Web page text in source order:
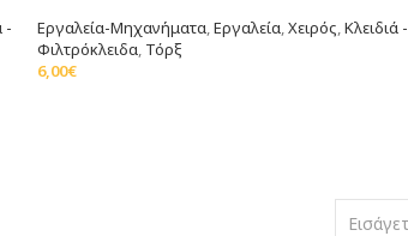
-
Εργαλεία-Μηχανήματα,Εργαλεία,Χειρός,Κλειδιά -
Φιλτρόκλειδα, Τόρξ
6,00€